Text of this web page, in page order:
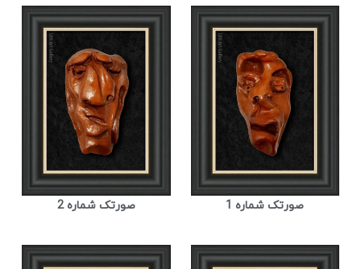
صورتک شماره 1 صورتک شماره 2